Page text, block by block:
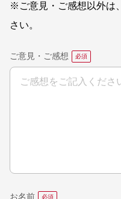
※ご意見・ご感想以外は、
さい。
ご意見・ご感想
お名前